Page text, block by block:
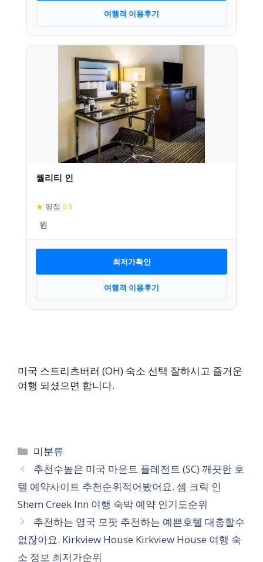
여행객 이용후기
퀄리티 인
★ 평점 6.3
최저가확인
여행객 이용후기
미국 스트리츠버러 (OH) 숙소 선택 잘하시고 즐거운
여행 되셨으면 합니다.
카
테
고
리
미분류
추천수높은 미국 마운트 플레전트 (SC) 깨끗한 호
텔 예약사이트 추천순위적어봤어요. 셈 크릭 인
Shem Creek Inn 여행 숙박 예약 인기도순위
추천하는 영국 모팟 추천하는 예쁜호텔 대충할수
없잖아요. Kirkview House Kirkview House 여행 숙
소 정보 최저가순위